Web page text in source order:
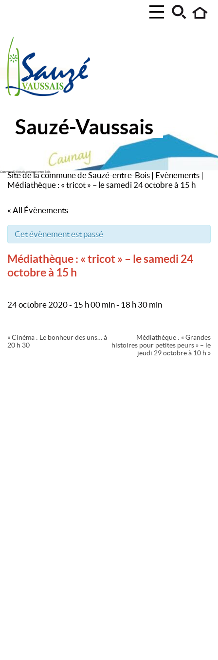
Sauzé-Vaussais
Commune Déléguée de Sauzé-entre-Bois
Site de la commune de Sauzé-entre-Bois Evènements
Médiathèque : « tricot » – le samedi 24 octobre à 15 h
« All Évènements
Cet évènement est passé
Médiathèque : « tricot » – le samedi 24
octobre à 15 h
24 octobre 2020 - 15 h 00 min- 18 h 30 min
Navigation
Évènement
«Cinéma : Le bonheur des uns… à
20 h 30
Médiathèque : « Grandes
histoires pour petites peurs » – le
jeudi 29 octobre à 10 h »